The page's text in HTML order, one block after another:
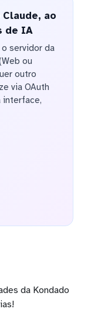
ao
de IA
servidor da
ou
outro
via OAuth
interface,
da Kondado